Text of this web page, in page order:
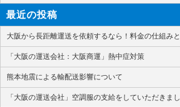
最近の投稿
大阪から長距離運送を依頼するなら！料金の仕組み
「大阪の運送会社：大阪商運」熱中症対策
熊本地震による輸配送影響について
「大阪の運送会社」空調服の支給をしていただきま